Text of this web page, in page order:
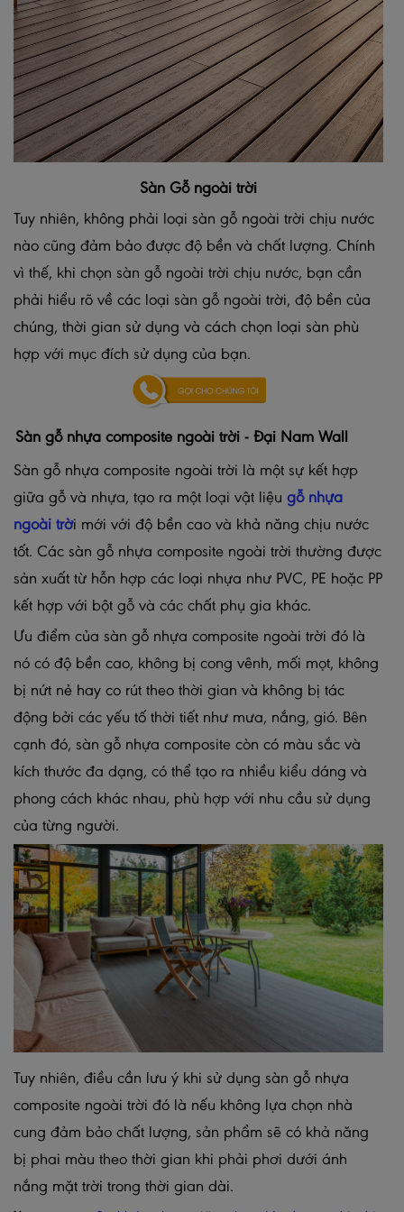
Sàn Gỗ ngoài trời
Tuy nhiên, không phải loại sàn gỗ ngoài trời chịu nước
nào cũng đảm bảo được độ bền và chất lượng. Chính
vì thế, khi chọn sàn gỗ ngoài trời chịu nước, bạn cần
phải hiểu rõ về các loại sàn gỗ ngoài trời, độ bền của
chúng, thời gian sử dụng và cách chọn loại sàn phù
hợp với mục đích sử dụng của bạn.
Sàn gỗ nhựa composite ngoài trời - Đại Nam Wall
Sàn gỗ nhựa composite ngoài trời là một sự kết hợp
giữa gỗ và nhựa, tạo ra một loại vật liệu gỗ nhựa
ngoài trời mới với độ bền cao và khả năng chịu nước
tốt. Các sàn gỗ nhựa composite ngoài trời thường được
sản xuất từ hỗn hợp các loại nhựa như PVC, PE hoặc PP
kết hợp với bột gỗ và các chất phụ gia khác.
Ưu điểm của sàn gỗ nhựa composite ngoài trời đó là
nó có độ bền cao, không bị cong vênh, mối mọt, không
bị nứt nẻ hay co rút theo thời gian và không bị tác
động bởi các yếu tố thời tiết như mưa, nắng, gió. Bên
cạnh đó, sàn gỗ nhựa composite còn có màu sắc và
kích thước đa dạng, có thể tạo ra nhiều kiểu dáng và
phong cách khác nhau, phù hợp với nhu cầu sử dụng
của từng người.
Tuy nhiên, điều cần lưu ý khi sử dụng sàn gỗ nhựa
composite ngoài trời đó là nếu không lựa chọn nhà
cung đảm bảo chất lượng, sản phẩm sẽ có khả năng
bị phai màu theo thời gian khi phải phơi dưới ánh
nắng mặt trời trong thời gian dài.